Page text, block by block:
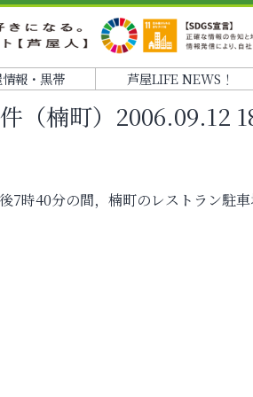
報・黒帯 芦屋LIFE NEWS！
（楠町）2006.09.12
7時40分の間，楠町のレストラン駐車